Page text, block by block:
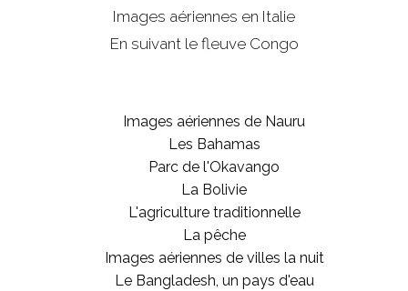
Images aériennes en Italie
En suivant le fleuve Congo
Images aériennes de Nauru
Les Bahamas
Parc de l'Okavango
La Bolivie
L'agriculture traditionnelle
La pêche
Images aériennes de villes la nuit
Le Bangladesh, un pays d'eau